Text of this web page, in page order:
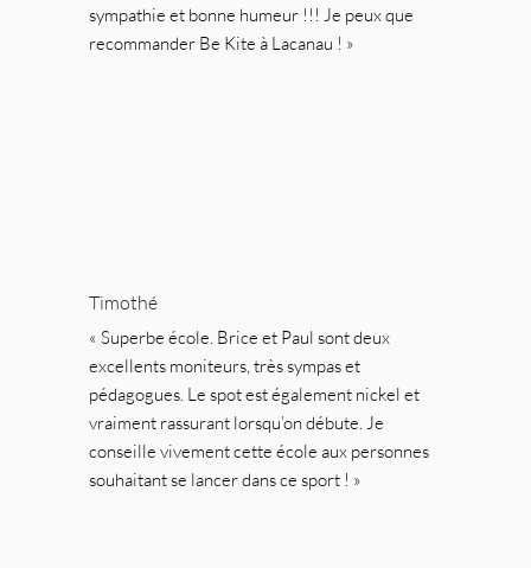
sympathie et bonne humeur !!! Je peux que
recommander Be Kite à Lacanau ! »
Timothé
« Superbe école. Brice et Paul sont deux
excellents moniteurs, très sympas et
pédagogues. Le spot est également nickel et
vraiment rassurant lorsqu’on débute. Je
conseille vivement cette école aux personnes
souhaitant se lancer dans ce sport ! »